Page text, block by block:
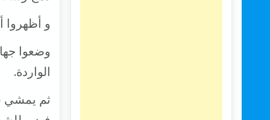
و أظهروا
الواردة.
ثم يمشي